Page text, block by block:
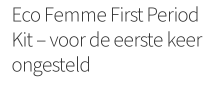
Eco Femme First Period
Kit – voor de eerste keer
ongesteld